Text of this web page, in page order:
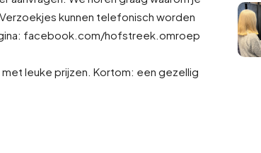
kunnen telefonisch worden
facebook.com/hofstreek.omroep
leuke prijzen. Kortom: een gezellig